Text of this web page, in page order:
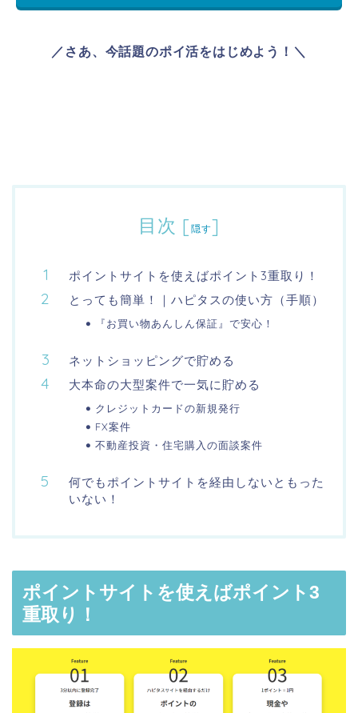
／さあ、今話題のポイ活をはじめよう！＼
目次 [ 隠す]
ポイントサイトを使えばポイント3重取り！
とっても簡単！｜ハピタスの使い方（手順）
『お買い物あんしん保証』で安心！
ネットショッピングで貯める
大本命の大型案件で一気に貯める
クレジットカードの新規発行
FX案件
不動産投資・住宅購入の面談案件
何でもポイントサイトを経由しないともった
いない！
ポイントサイトを使えばポイント3
重取り！